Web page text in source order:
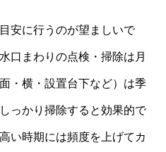
安に行うのが望ましいで
口まわりの点検・掃除は月
・横・設置台下など）は季
っかり掃除すると効果的で
い時期には頻度を上げてカ